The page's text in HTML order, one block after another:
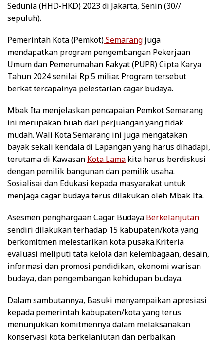
Sedunia (HHD-HKD) 2023 di Jakarta, Senin (30//
sepuluh).
Pemerintah Kota (Pemkot)Semarang juga
mendapatkan program pengembangan Pekerjaan
Umum dan Pemerumahan Rakyat (PUPR) Cipta Karya
Tahun 2024 senilai Rp 5 miliar. Program tersebut
berkat tercapainya pelestarian cagar budaya.
Mbak Ita menjelaskan pencapaian Pemkot Semarang
ini merupakan buah dari perjuangan yang tidak
mudah. Wali Kota Semarang ini juga mengatakan
bayak sekali kendala di Lapangan yang harus dihadapi,
terutama di Kawasan Kota Lama kita harus berdiskusi
dengan pemilik bangunan dan pemilik usaha.
Sosialisai dan Edukasi kepada masyarakat untuk
menjaga cagar budaya terus dilakukan oleh Mbak Ita.
Asesmen penghargaan Cagar Budaya Berkelanjutan
sendiri dilakukan terhadap 15 kabupaten/kota yang
berkomitmen melestarikan kota pusaka.Kriteria
evaluasi meliputi tata kelola dan kelembagaan, desain,
informasi dan promosi pendidikan, ekonomi warisan
budaya, dan pengembangan kehidupan budaya.
Dalam sambutannya, Basuki menyampaikan apresiasi
kepada pemerintah kabupaten/kota yang terus
menunjukkan komitmennya dalam melaksanakan
konservasi kota berkelanjutan dan perbaikan